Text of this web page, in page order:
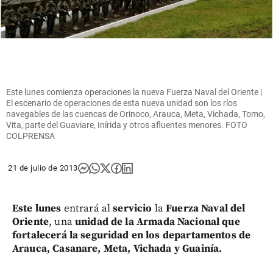
Este lunes comienza operaciones la nueva Fuerza Naval del Oriente |
El escenario de operaciones de esta nueva unidad son los ríos
navegables de las cuencas de Orinoco, Arauca, Meta, Vichada, Tomo,
Vita, parte del Guaviare, Inírida y otros afluentes menores. FOTO
COLPRENSA
21 de julio de 2013
Este lunes entrará alservicio laFuerza Naval del
Oriente, unaunidad de la Armada Nacional que
fortalecerá la seguridad en los departamentos de
Arauca, Casanare, Meta, Vichada y Guainía.